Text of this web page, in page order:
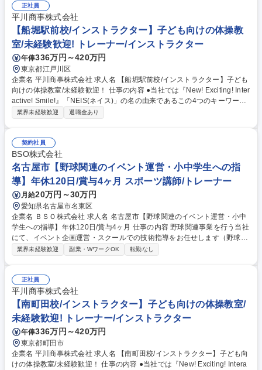
正社員
平川商事株式会社
【船堀駅前校/インストラクター】子ども向けの体操教
室/未経験歓迎! トレーナー/インストラクター
年俸336万円～420万円
東京都江戸川区
企業名 平川商事株式会社 求人名 【船堀駅前校/インストラクター】子ども
向けの体操教室/未経験歓迎！ 仕事の内容 ●当社では『New! Exciting! Inter
active! Smile!』「NEIS(ネイス)」の名の由来であるこの4つのキーワード
を合言葉に、心と体の健康作りのお手伝いをしております。 【具体的に
ンとした体操教室で、指導から教室運営まで幅広く活躍することができま
す。ネイス本部の研修プログラムがあるので、未経験の方でも無理なく業
務が覚えられる環境です。 募集職種 【船堀駅前校/インストラクター】子
ども向けの体操教室/未経験歓迎！
業界未経験歓迎 退職金あり
契約社員
BSO株式会社
名古屋市【野球関連のイベント運営・小中学生への指
導】年休120日/賞与4ヶ月 スポーツ講師/トレーナー
月給20万円～30万円
愛知県名古屋市名東区
企業名 ＢＳＯ株式会社 求人名 名古屋市【野球関連のイベント運営・小中
学生への指導】年休120日/賞与4ヶ月 仕事の内容 野球関連事業を行う当社
にて、イベント企画運営・スクールでの技術指導をお任せします（野球経
験に応じて指導業務は調整）指導業務、大会の企画立案から当日の運営ま
ため経験浅めでもご安心を◎ ■年間カリキュラムの立案・改善、体験会の
運営 ■アマチュア大会・イベントの企画・プロデュース、当日の進行管理
■新規スクール開設に向けた調査、地域連携事業の企画 ■参加者管理、ス
ケジュール調整などの事務運営業務 募集職種 名古屋市【野球関連のイベ
ント運営・小中学生への指導】年休120日/賞与4ヶ月
業界未経験歓迎 副業・WワークOK 転勤なし
正社員
平川商事株式会社
【南町田校/インストラクター】子ども向けの体操教室/
未経験歓迎! トレーナー/インストラクター
年俸336万円～420万円
東京都町田市
企業名 平川商事株式会社 求人名 【南町田校/インストラクター】子ども向
けの体操教室/未経験歓迎！ 仕事の内容 ●当社では『New! Exciting! Intera